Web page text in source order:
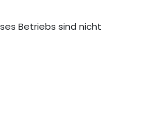
Betriebs sind nicht